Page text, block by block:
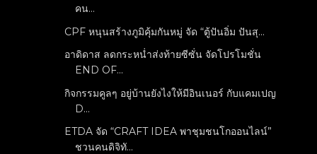
คน...
CPF หนุนสร้างภูมิคุ้มกันหมู่ จัด “ตู้ปันอิ่ม ปันสุ...
อาดิดาส ลดกระหน่ำส่งท้ายซีซั่น จัดโปรโมชั่น
END OF...
กิจกรรมคูลๆ อยู่บ้านยังไงให้มีอินเนอร์ กับแคมเปญ
D...
ETDA จัด “CRAFT IDEA พาชุมชนโกออนไลน์”
ชวนคนดิจิทั...